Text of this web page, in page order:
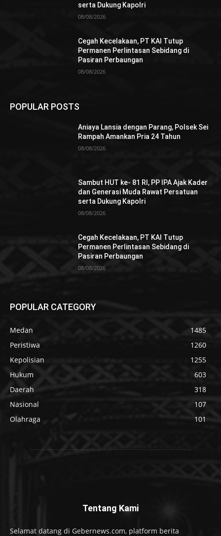
serta Dukung Kapolri
08/08/2026
Cegah Kecelakaan, PT KAI Tutup
Permanen Perlintasan Sebidang di
Pasiran Perbaungan
08/08/2026
POPULAR POSTS
Aniaya Lansia dengan Parang, Polsek Sei
Rampah Amankan Pria 24 Tahun
08/08/2026
Sambut HUT ke- 81 RI, PP IPA Ajak Kader
dan Generasi Muda Rawat Persatuan
serta Dukung Kapolri
08/08/2026
Cegah Kecelakaan, PT KAI Tutup
Permanen Perlintasan Sebidang di
Pasiran Perbaungan
08/08/2026
POPULAR CATEGORY
Medan
1485
Peristiwa
1260
Kepolisian
1255
Hukum
603
Daerah
318
Nasional
107
Olahraga
101
Tentang Kami
Selamat datang di Gebernews.com, platform berita